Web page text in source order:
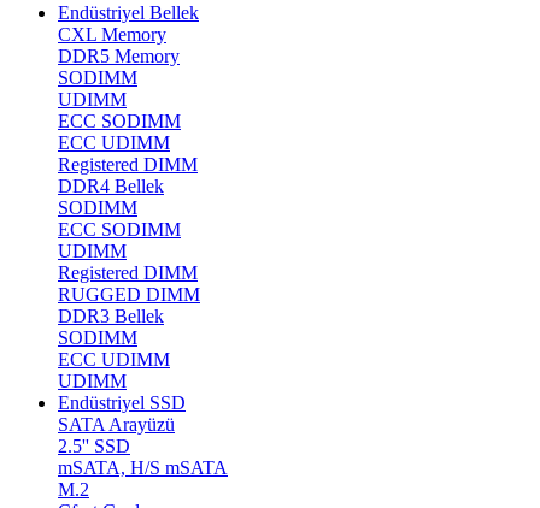
Endüstriyel Bellek
CXL Memory
DDR5 Memory
SODIMM
UDIMM
ECC SODIMM
ECC UDIMM
Registered DIMM
DDR4 Bellek
SODIMM
ECC SODIMM
UDIMM
Registered DIMM
RUGGED DIMM
DDR3 Bellek
SODIMM
ECC UDIMM
UDIMM
Endüstriyel SSD
SATA Arayüzü
2.5'' SSD
mSATA, H/S mSATA
M.2